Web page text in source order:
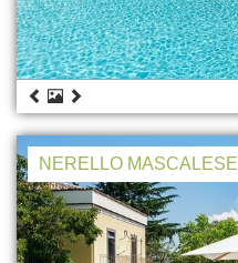
NERELLO MASCALESE